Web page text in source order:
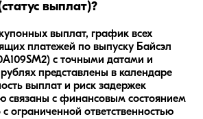
выплат)?
выплат, график всех
платежей по выпуску Байсэл
с точными датами и
представлены в календаре
выплат и риск задержек
связаны с финансовым состоянием
ограниченной ответственностью